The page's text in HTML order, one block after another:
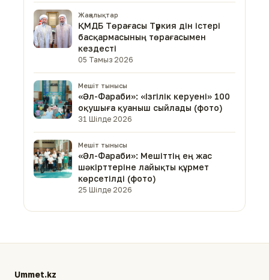
Жаңалықтар
ҚМДБ Төрағасы Түркия дін істері
басқармасының төрағасымен
кездесті
05 Тамыз 2026
Мешіт тынысы
«Әл-Фараби»: «Ізгілік керуені» 100
оқушыға қуаныш сыйлады (фото)
31 Шілде 2026
Мешіт тынысы
«Әл-Фараби»: Мешіттің ең жас
шәкірттеріне лайықты құрмет
көрсетілді (фото)
25 Шілде 2026
Ummet.kz